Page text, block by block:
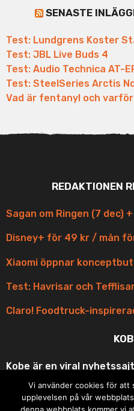
SENASTE
Test: Lundgrens Koster
Test: JBL Live Buds 4
Test: Audio Technica AT-
Test: SteelSeries Arctis
Vad är fentanyl och
REDAKTIONEN
Sagan om Ringen (7 dec)
Disney+ för 49 kr / mån
Xiaomi öppnar
Test: Havrisar och
Claro! Foodtruck-
Kobe är en viral
korta och scroll-vänliga
bilder och roliga videos
Vi använder cookies för att
upplevelsen på vår